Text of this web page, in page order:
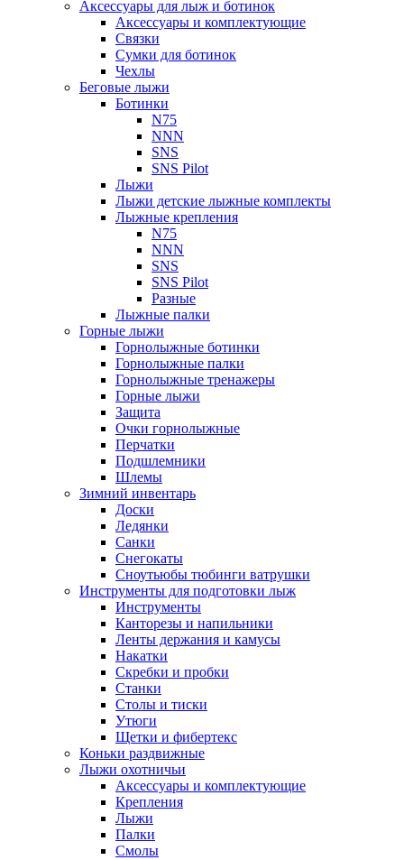
Аксессуары для лыж и ботинок
Аксессуары и комплектующие
Связки
Сумки для ботинок
Чехлы
Беговые лыжи
Ботинки
N75
NNN
SNS
SNS Pilot
Лыжи
Лыжи детские лыжные комплекты
Лыжные крепления
N75
NNN
SNS
SNS Pilot
Разные
Лыжные палки
Горные лыжи
Горнoлыжные ботинки
Горнолыжные палки
Горнолыжные тренажеры
Горные лыжи
Защита
Очки горнолыжные
Перчатки
Подшлемники
Шлемы
Зимний инвентарь
Доски
Ледянки
Санки
Снегокаты
Сноутьюбы тюбинги ватрушки
Инструменты для подготовки лыж
Инструменты
Канторезы и напильники
Ленты держания и камусы
Накатки
Скребки и пробки
Станки
Столы и тиски
Утюги
Щетки и фибертекс
Коньки раздвижные
Лыжи охотничьи
Аксессуары и комплектующие
Крепления
Лыжи
Палки
Смолы